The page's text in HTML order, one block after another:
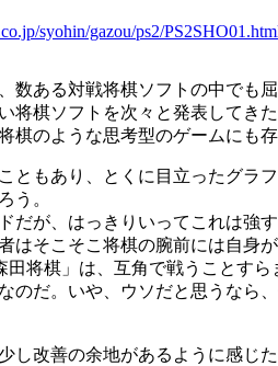
syohin/gazou/ps2/
数ある対戦将棋ソフトの中でも
将棋ソフトを次々と発表してき
棋のような思考型のゲームにも
ともあり、とくに目立ったグラ
う。
だが、はっきりいってこれは
はそこそこ将棋の腕前には自身
田将棋」は、互角で戦うことす
のだ。いや、ウソだと思うなら
し改善の余地があるように感じ